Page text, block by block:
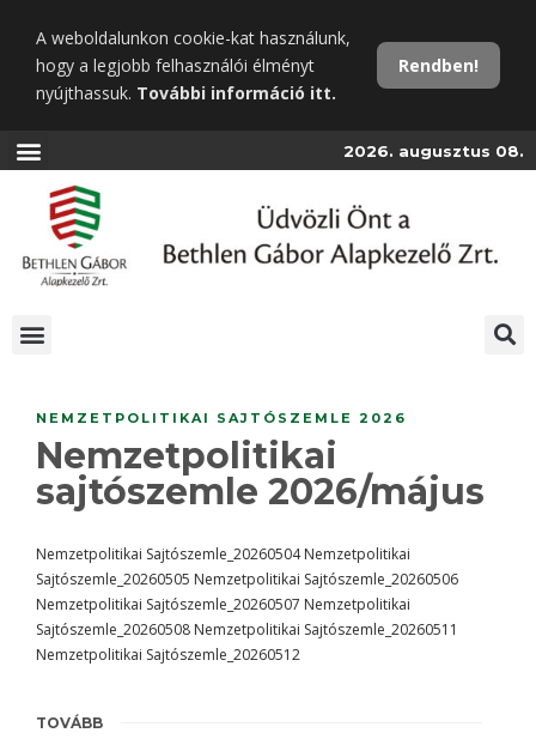
tartalomra
A weboldalunkon cookie-kat használunk,
hogy a legjobb felhasználói élményt
nyújthassuk. További információ itt.
Rendben!
2026. augusztus 08.
NEMZETPOLITIKAI SAJTÓSZEMLE 2026
Nemzetpolitikai
sajtószemle 2026/május
Nemzetpolitikai Sajtószemle_20260504 Nemzetpolitikai
Sajtószemle_20260505 Nemzetpolitikai Sajtószemle_20260506
Nemzetpolitikai Sajtószemle_20260507 Nemzetpolitikai
Sajtószemle_20260508 Nemzetpolitikai Sajtószemle_20260511
Nemzetpolitikai Sajtószemle_20260512
TOVÁBB